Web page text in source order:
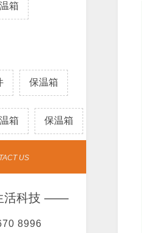
箱
保温箱
箱 保温箱
US
活科技 ——
8996